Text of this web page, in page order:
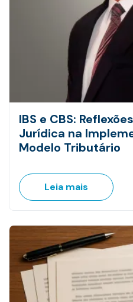
IBS e CBS:
Jurídica na
Modelo Tributário
Leia mais